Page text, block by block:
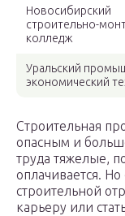
Новосибирский
строительно-
колледж
Уральский
экономический
Строительная
опасным и
труда тяжелые,
оплачивается. Но
строительной
карьеру или